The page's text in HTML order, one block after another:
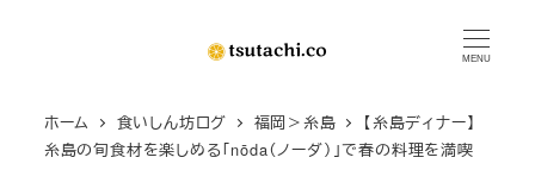
MENU
ホーム 食いしん坊ログ 福岡＞糸島
【糸島ディナー】
糸島の旬食材を楽しめる「nōda（ノーダ）」で春の料理を満喫